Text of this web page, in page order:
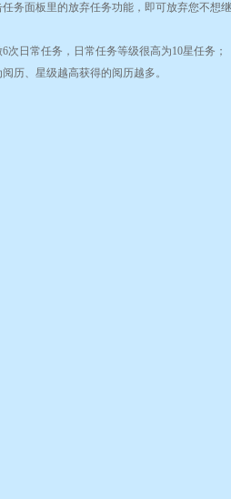
面板里的放弃任务功能，即可放弃您不想
日常任务，日常任务等级很高为10星任务；
、星级越高获得的阅历越多。